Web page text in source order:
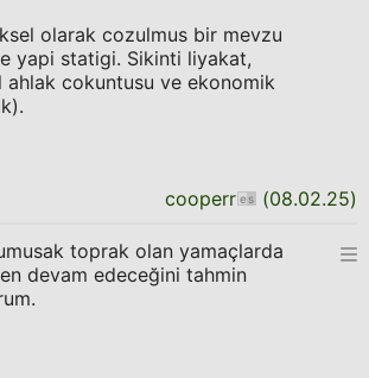
olarak cozulmus bir mevzu
yapi statigi. Sikinti liyakat,
ahlak cokuntusu ve ekonomik
cooperr (08.02.25)
toprak olan yamaçlarda
devam edeceğini tahmin